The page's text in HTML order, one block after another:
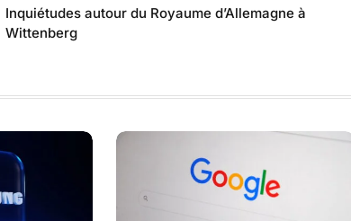
Inquiétudes autour du Royaume d’Allemagne à
Wittenberg